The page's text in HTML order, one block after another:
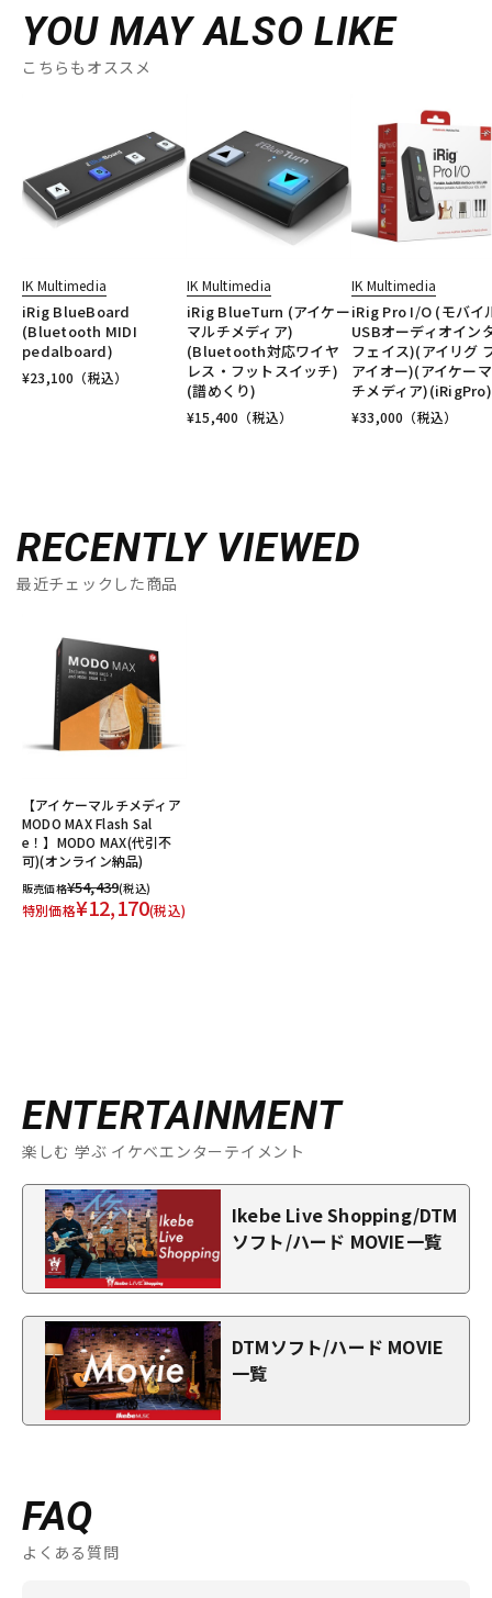
YOU MAY ALSO LIKE
こちらもオススメ
IK Multimedia
iRig BlueBoard
(Bluetooth MIDI
pedalboard)
¥23,100 （税込）
IK Multimedia
iRig BlueTurn (アイケー
マルチメディア)
(Bluetooth対応ワイヤ
レス・フットスイッチ)
(譜めくり)
¥15,400 （税込）
IK Multimedia
iRig Pro I/O (モバイ
USBオーディオイン
フェイス)(アイリグ
アイオー)(アイケー
チメディア)(iRigPro)
¥33,000 （税込）
RECENTLY VIEWED
最近チェックした商品
【アイケーマルチメディア
MODO MAX Flash Sal
e！】MODO MAX(代引不
可)(オンライン納品)
販売価格¥54,439(税込)
特別価格¥12,170(税込)
ENTERTAINMENT
楽しむ 学ぶ イケベエンターテイメント
Ikebe Live Shopping/DTM
ソフト/ハード MOVIE一覧
DTMソフト/ハード MOVIE
一覧
FAQ
よくある質問